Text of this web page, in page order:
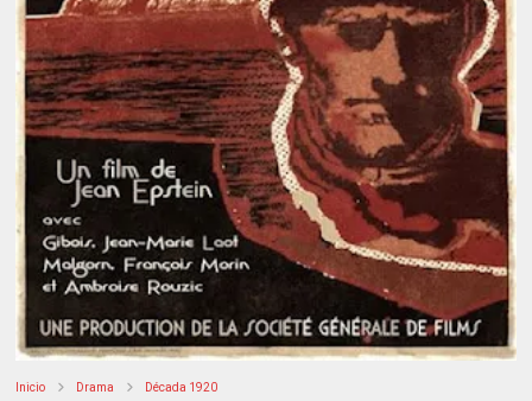
Inicio Drama Década 1920